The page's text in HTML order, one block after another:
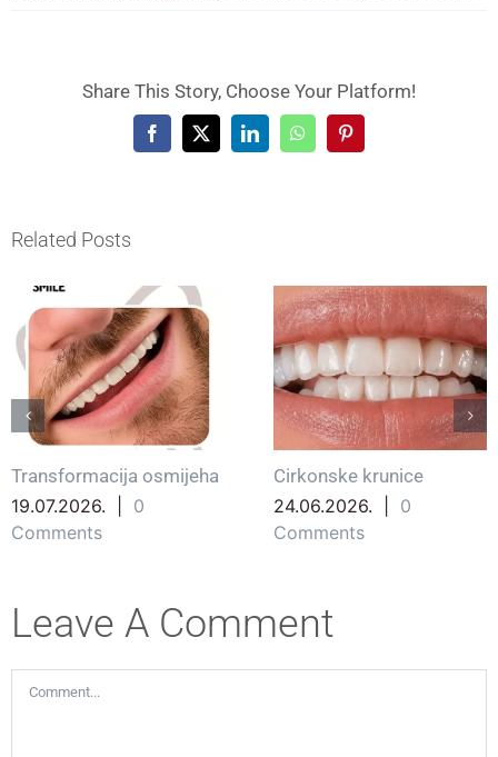
Share This Story, Choose Your Platform!
Facebook
X LinkedInWhatsAppPinterest
Related Posts
Transformacija osmijeha
19.07.2026.
0
Comments
Cirkonske krunice
24.06.2026.
0
Comments
Leave A Comment
Comment